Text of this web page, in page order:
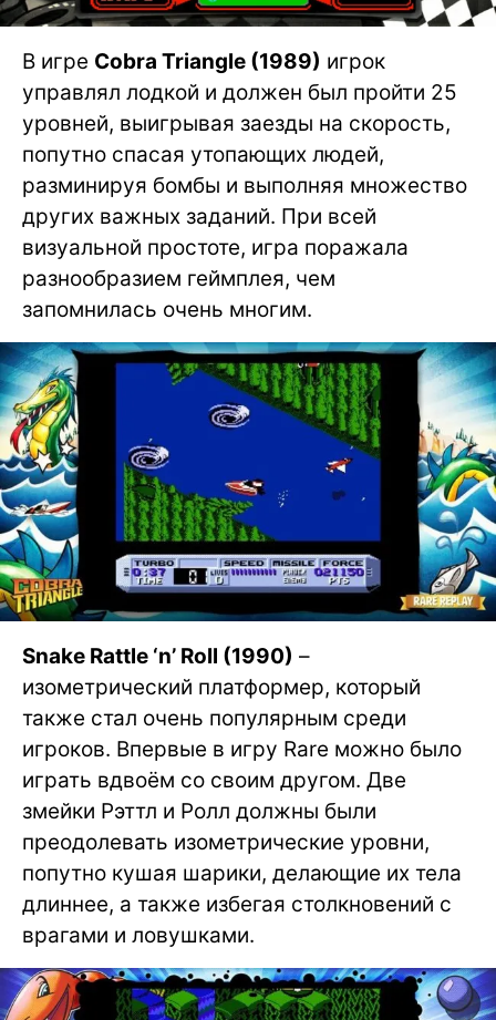
В игре Cobra Triangle (1989) игрок
управлял лодкой и должен был пройти 25
уровней, выигрывая заезды на скорость,
попутно спасая утопающих людей,
разминируя бомбы и выполняя множество
других важных заданий. При всей
визуальной простоте, игра поражала
разнообразием геймплея, чем
запомнилась очень многим.
Snake Rattle ‘n’ Roll (1990) –
изометрический платформер, который
также стал очень популярным среди
игроков. Впервые в игру Rare можно было
играть вдвоём со своим другом. Две
змейки Рэттл и Ролл должны были
преодолевать изометрические уровни,
попутно кушая шарики, делающие их тела
длиннее, а также избегая столкновений с
врагами и ловушками.